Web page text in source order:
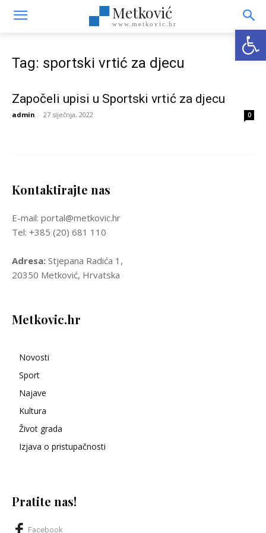
Metković
www.metkovic.hr
Tag: sportski vrtić za djecu
Započeli upisi u Sportski vrtić za djecu
admin - 27 siječnja, 2022 0
Kontaktirajte nas
E-mail: portal@metkovic.hr
Tel: +385 (20) 681 110
Adresa: Stjepana Radića 1,
20350 Metković, Hrvatska
Metkovic.hr
Novosti
Sport
Najave
Kultura
Život grada
Izjava o pristupačnosti
Pratite nas!
Facebook